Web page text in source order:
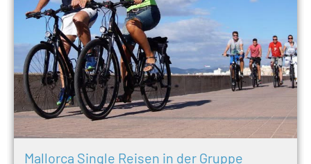
Mallorca Single Reisen in der Gruppe